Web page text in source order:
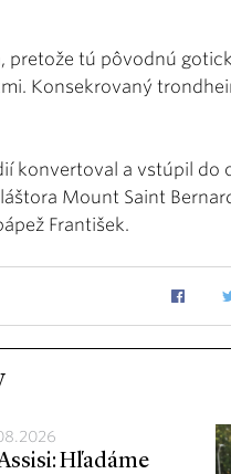
pretože tú pôvodnú
Konsekrovaný
konvertoval a vstúpil do
Mount Saint
František.
Hľadáme